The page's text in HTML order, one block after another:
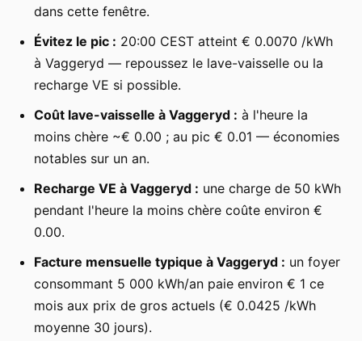
dans cette fenêtre.
Évitez le pic : 20:00 CEST atteint € 0.0070 /kWh
à Vaggeryd — repoussez le lave-vaisselle ou la
recharge VE si possible.
Coût lave-vaisselle à Vaggeryd : à l'heure la
moins chère ~€ 0.00 ; au pic € 0.01 — économies
notables sur un an.
Recharge VE à Vaggeryd : une charge de 50 kWh
pendant l'heure la moins chère coûte environ €
0.00.
Facture mensuelle typique à Vaggeryd : un foyer
consommant 5 000 kWh/an paie environ € 1 ce
mois aux prix de gros actuels (€ 0.0425 /kWh
moyenne 30 jours).